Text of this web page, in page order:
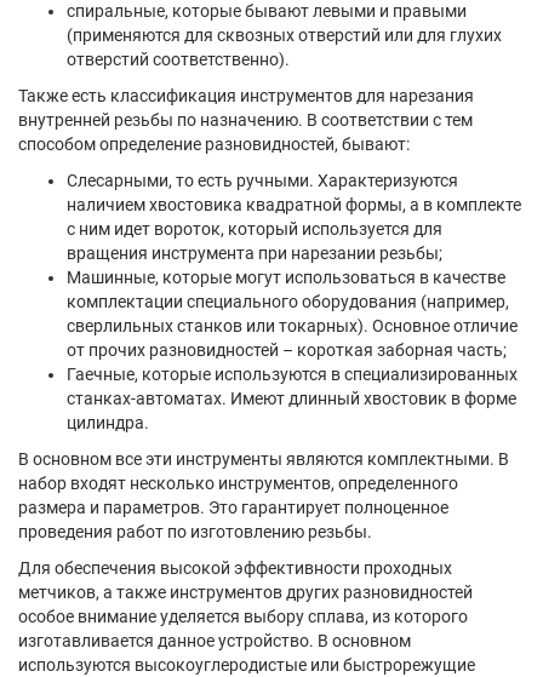
спиральные, которые бывают левыми и правыми
(применяются для сквозных отверстий или для глухих
отверстий соответственно).
Также есть классификация инструментов для нарезания
внутренней резьбы по назначению. В соответствии с тем
способом определение разновидностей, бывают:
Слесарными, то есть ручными. Характеризуются
наличием хвостовика квадратной формы, а в комплекте
с ним идет вороток, который используется для
вращения инструмента при нарезании резьбы;
Машинные, которые могут использоваться в качестве
комплектации специального оборудования (например,
сверлильных станков или токарных). Основное отличие
от прочих разновидностей – короткая заборная часть;
Гаечные, которые используются в специализированных
станках-автоматах. Имеют длинный хвостовик в форме
цилиндра.
В основном все эти инструменты являются комплектными. В
набор входят несколько инструментов, определенного
размера и параметров. Это гарантирует полноценное
проведения работ по изготовлению резьбы.
Для обеспечения высокой эффективности проходных
метчиков, а также инструментов других разновидностей
особое внимание уделяется выбору сплава, из которого
изготавливается данное устройство. В основном
используются высокоуглеродистые или быстрорежущие